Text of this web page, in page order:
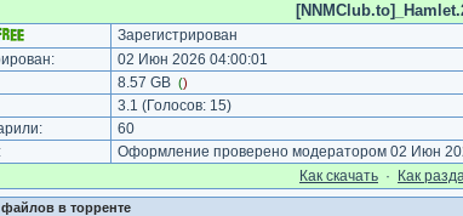
Зарегистрирован
02 Июн 2026 04:00:01
8.57 GB ()
3.1 (Голосов: 15)
60
Оформление проверено модератором 02 Июн
Как cкачать · Как
в торренте